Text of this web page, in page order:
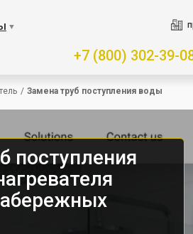
▼
+7 (800) 302-39-
/ Замена труб поступления воды
поступления